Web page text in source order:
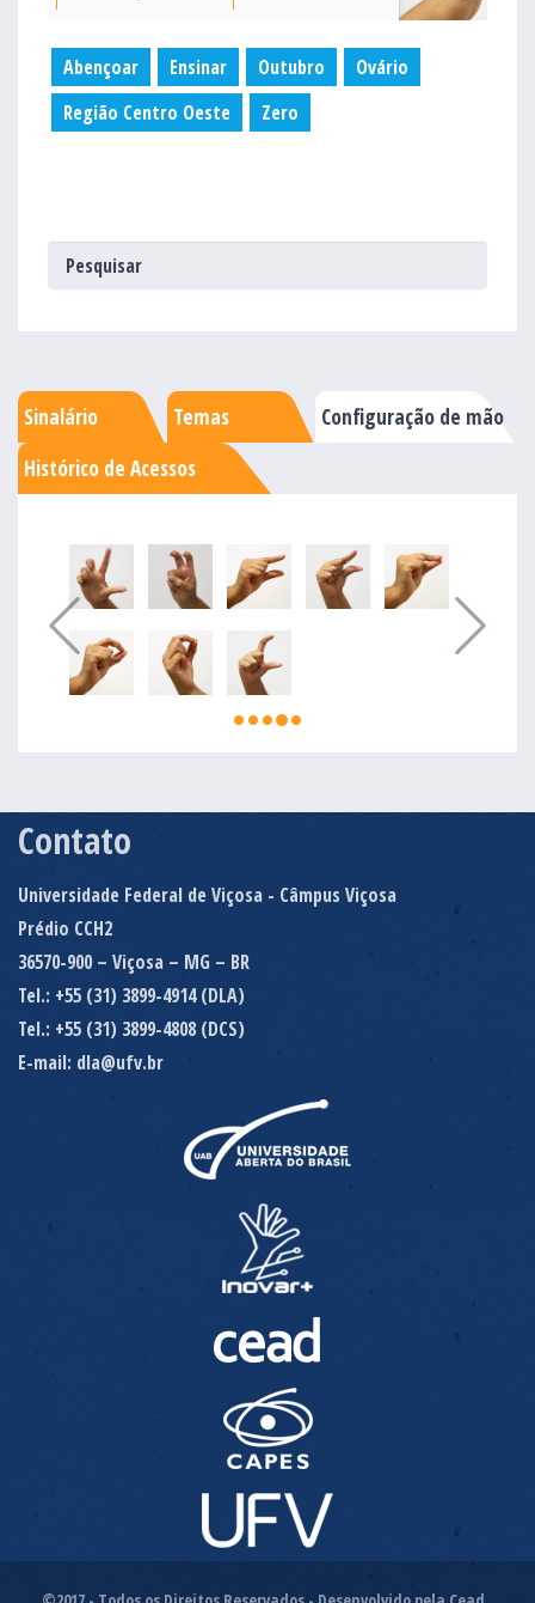
Abençoar Ensinar Outubro
Ovário
Região Centro Oeste
Zero
Sinalário Temas
Configuração de mão
Histórico de Acessos
Contato
Universidade Federal de Viçosa - Câmpus Viçosa
Prédio CCH2
36570-900 – Viçosa – MG – BR
Tel.: +55 (31) 3899-4914 (DLA)
Tel.: +55 (31) 3899-4808 (DCS)
E-mail: dla@ufv.br